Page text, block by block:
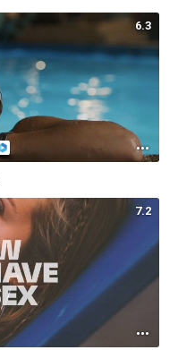
6.3
7.2